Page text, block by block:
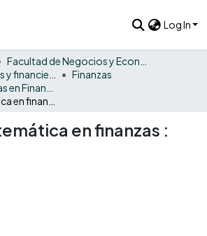
Log In
Finanzas
en finanzas :